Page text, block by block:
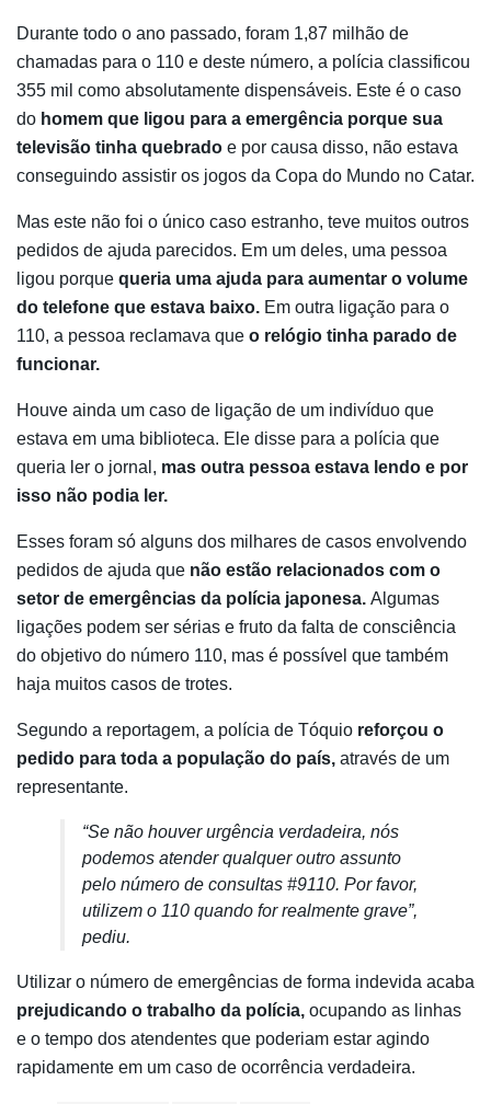
Durante todo o ano passado, foram 1,87 milhão de
chamadas para o 110 e deste número, a polícia classificou
355 mil como absolutamente dispensáveis. Este é o caso
do homem que ligou para a emergência porque sua
televisão tinha quebrado e por causa disso, não estava
conseguindo assistir os jogos da Copa do Mundo no Catar.
Mas este não foi o único caso estranho, teve muitos outros
pedidos de ajuda parecidos. Em um deles, uma pessoa
ligou porque queria uma ajuda para aumentar o volume
do telefone que estava baixo. Em outra ligação para o
110, a pessoa reclamava que o relógio tinha parado de
funcionar.
Houve ainda um caso de ligação de um indivíduo que
estava em uma biblioteca. Ele disse para a polícia que
queria ler o jornal, mas outra pessoa estava lendo e por
isso não podia ler.
Esses foram só alguns dos milhares de casos envolvendo
pedidos de ajuda que não estão relacionados com o
setor de emergências da polícia japonesa. Algumas
ligações podem ser sérias e fruto da falta de consciência
do objetivo do número 110, mas é possível que também
haja muitos casos de trotes.
Segundo a reportagem, a polícia de Tóquio reforçou o
pedido para toda a população do país, através de um
representante.
“Se não houver urgência verdadeira, nós
podemos atender qualquer outro assunto
pelo número de consultas #9110. Por favor,
utilizem o 110 quando for realmente grave”,
pediu.
Utilizar o número de emergências de forma indevida acaba
prejudicando o trabalho da polícia, ocupando as linhas
e o tempo dos atendentes que poderiam estar agindo
rapidamente em um caso de ocorrência verdadeira.